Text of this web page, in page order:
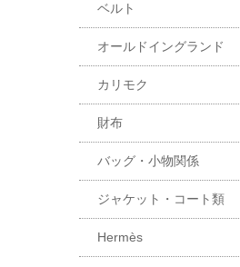
ベルト
オールドイングランド
カリモク
財布
バッグ・小物関係
ジャケット・コート類
Hermès